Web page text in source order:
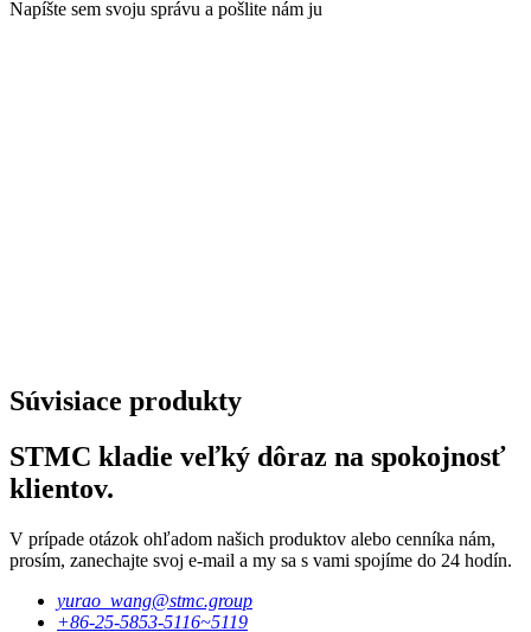
Napíšte sem svoju správu a pošlite nám ju
Súvisiace produkty
STMC kladie veľký dôraz na spokojnosť
klientov.
V prípade otázok ohľadom našich produktov alebo cenníka nám,
prosím, zanechajte svoj e-mail a my sa s vami spojíme do 24 hodín.
yurao_wang@stmc.group
+86-25-5853-5116~5119